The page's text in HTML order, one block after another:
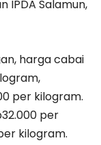
IPDA Salamun,
harga cabai
per kilogram.
per
kilogram.